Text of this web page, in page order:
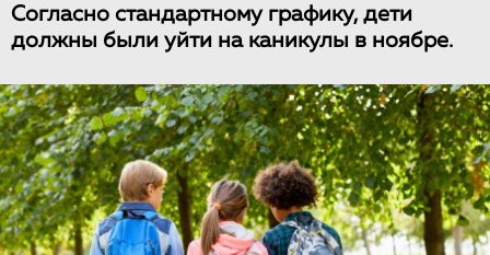
Согласно стандартному графику, дети
должны были уйти на каникулы в ноябре.